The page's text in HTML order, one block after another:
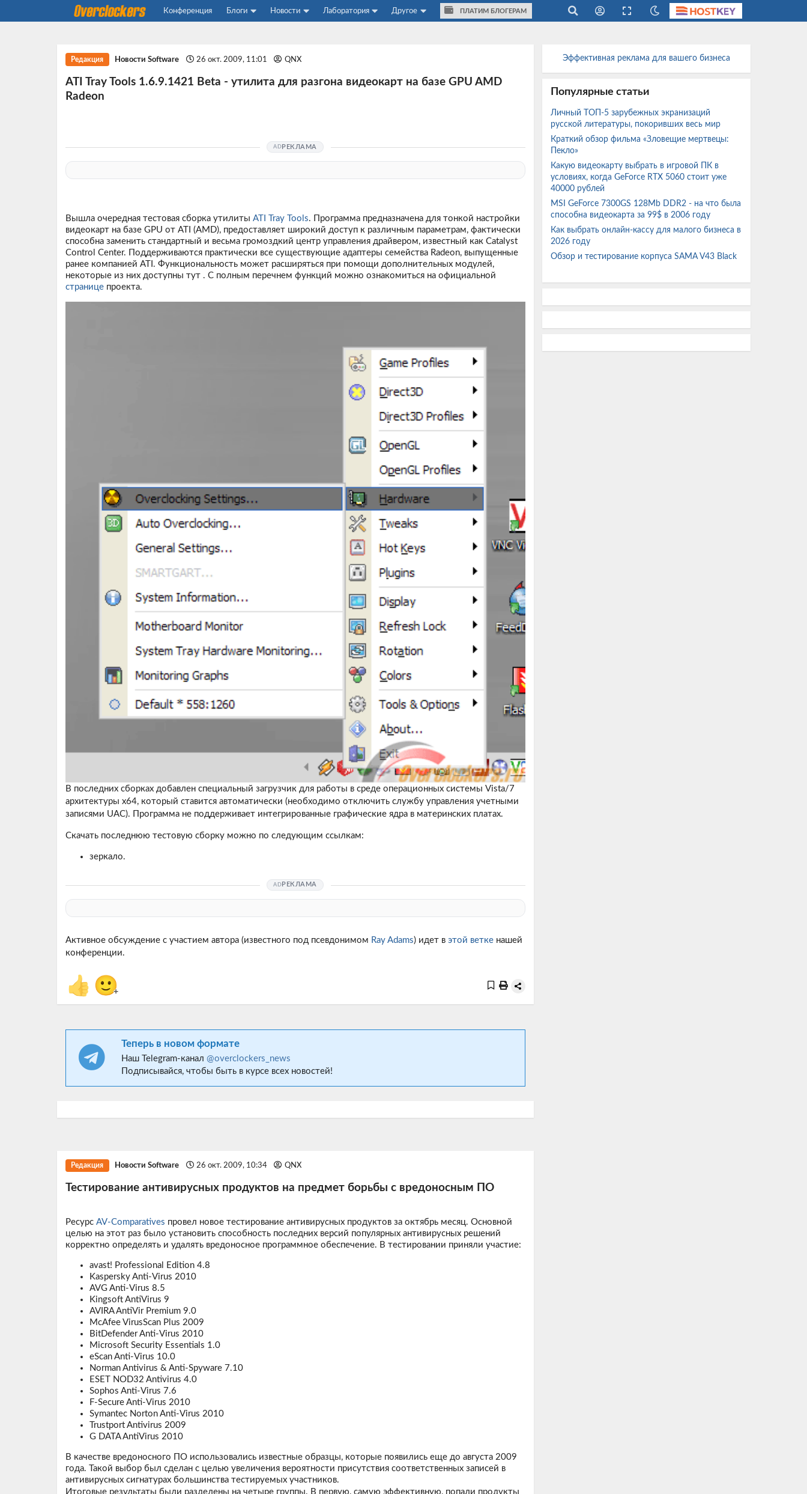
Конференция Блоги Новости Лаборатория Другое ПЛАТИМ БЛОГЕРАМ
Редакция Новости Software 26 окт. 2009, 11:01 QNX
ATI Tray Tools 1.6.9.1421 Beta - утилита для разгона видеокарт на базе GPU AMD
Radeon
РЕКЛАМА
Вышла очередная тестовая сборка утилиты ATI Tray Tools. Программа предназначена для тонкой настройки
видеокарт на базе GPU от ATI (AMD), предоставляет широкий доступ к различным параметрам, фактически
способна заменить стандартный и весьма громоздкий центр управления драйвером, известный как Catalyst
Control Center. Поддерживаются практически все существующие адаптеры семейства Radeon, выпущенные
ранее компанией ATI. Функциональность может расширяться при помощи дополнительных модулей,
некоторые из них доступны тут. C полным перечнем функций можно ознакомиться на официальной
страницепроекта.
В последних сборках добавлен специальный загрузчик для работы в среде операционных системы Vista/7
архитектуры х64, который ставится автоматически (необходимо отключить службу управления учетными
записями UAC). Программа не поддерживает интегрированные графические ядра в материнских платах.
Скачать последнюю тестовую сборку можно по следующим ссылкам:
зеркало.
РЕКЛАМА
Активное обсуждение с участием автора (известного под псевдонимом Ray Adams) идет в этой веткенашей
конференции.
👍 🙂
+
Теперь в новом формате
Наш Telegram-канал @overclockers_news
Подписывайся, чтобы быть в курсе всех новостей!
Редакция Новости Software 26 окт. 2009, 10:34 QNX
Тестирование антивирусных продуктов на предмет борьбы с вредоносным ПО
Ресурс AV-Comparatives провел новое тестирование антивирусных продуктов за октябрь месяц. Основной
целью на этот раз было установить способность последних версий популярных антивирусных решений
корректно определять и удалять вредоносное программное обеспечение. В тестировании приняли участие:
avast! Professional Edition 4.8
Kaspersky Anti-Virus 2010
AVG Anti-Virus 8.5
Kingsoft AntiVirus 9
AVIRA AntiVir Premium 9.0
McAfee VirusScan Plus 2009
BitDefender Anti-Virus 2010
Microsoft Security Essentials 1.0
eScan Anti-Virus 10.0
Norman Antivirus & Anti-Spyware 7.10
ESET NOD32 Antivirus 4.0
Sophos Anti-Virus 7.6
F-Secure Anti-Virus 2010
Symantec Norton Anti-Virus 2010
Trustport Antivirus 2009
G DATA AntiVirus 2010
В качестве вредоносного ПО использовались известные образцы, которые появились еще до августа 2009
года. Такой выбор был сделан с целью увеличения вероятности присутствия соответственных записей в
антивирусных сигнатурах большинства тестируемых участников.
Итоговые результаты были разделены на четыре группы. В первую, самую эффективную, попали продукты
Эффективная реклама для вашего бизнеса
Популярные статьи
Личный ТОП-5 зарубежных экранизаций
русской литературы, покоривших весь мир
Краткий обзор фильма «Зловещие мертвецы:
Пекло»
Какую видеокарту выбрать в игровой ПК в
условиях, когда GeForce RTX 5060 стоит уже
40000 рублей
MSI GeForce 7300GS 128Mb DDR2 - на что была
способна видеокарта за 99$ в 2006 году
Как выбрать онлайн-кассу для малого бизнеса в
2026 году
Обзор и тестирование корпуса SAMA V43 Black